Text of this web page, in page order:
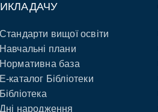
Стандарти вищої освіти
Навчальні плани
Нормативна база
E-каталог Бібліотеки
Бібліотека
Дні народження